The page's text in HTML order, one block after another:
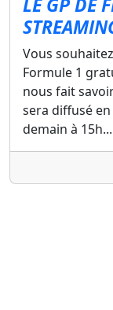
Vous
Formule 1
nous fait
sera diffusé
demain à 15h...